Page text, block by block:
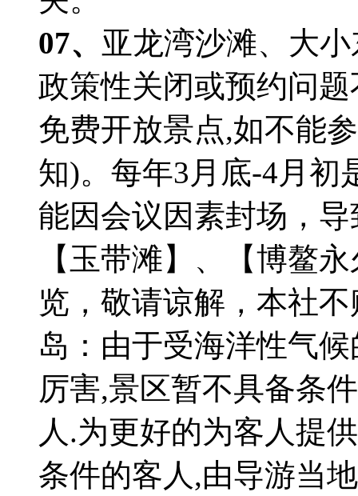
07、 亚龙湾沙滩、大
政策性关闭或预约问
免费开放景点,如不能
知)。每年3月底-4月初
能因会议因素封场，
【玉带滩】、【博鳌
览，敬请谅解，本社
岛：由于受海洋性气
厉害,景区暂不具备条
人.为更好的为客人提
条件的客人,由导游当